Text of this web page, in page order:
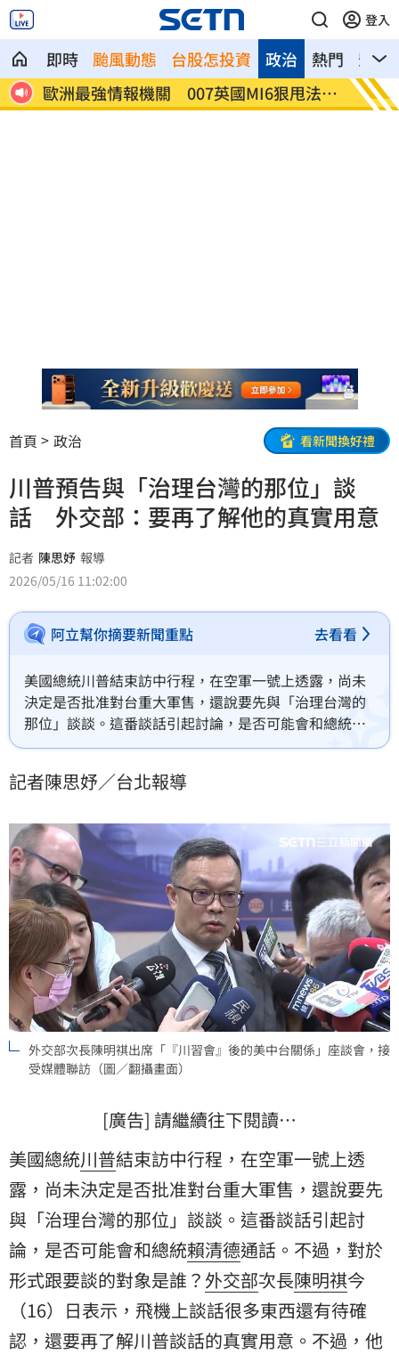
登入
即時 颱風動態 台股怎投資 熱門 影音
政治
奪 2026盲眼龍婆5預言中2個「這項」牽涉台
灣
陽台
首頁 政治 看新聞換好禮
川普預告與「治理台灣的那位」談
話 外交部：要再了解他的真實用意
記者 陳思妤 報導
2026/05/16 11:02:00
阿立幫你摘要新聞重點 去看看
美國總統川普結束訪中行程，在空軍一號上透露，尚未
決定是否批准對台重大軍售，還說要先與「治理台灣的
那位」談談。這番談話引起討論，是否可能會和總統賴
清德通話。不過，對於形式跟要談的對象是誰？外交部
待確認，還要再了解川普談話的真實用意。不過，他也
對台政策不變。
記者陳思妤／台北報導
外交部次長陳明祺出席「『川習會』後的美中台關係」座談會，接
受媒體聯訪（圖／翻攝畫面）
[廣告] 請繼續往下閱讀…
美國總統川普結束訪中行程，在空軍一號上透
露，尚未決定是否批准對台重大軍售，還說要先
與「治理台灣的那位」談談。這番談話引起討
論，是否可能會和總統賴清德通話。不過，對於
形式跟要談的對象是誰？ 外交部次長陳明祺今
（16）日表示，飛機上談話很多東西還有待確
認，還要再了解川普談話的真實用意。不過，他